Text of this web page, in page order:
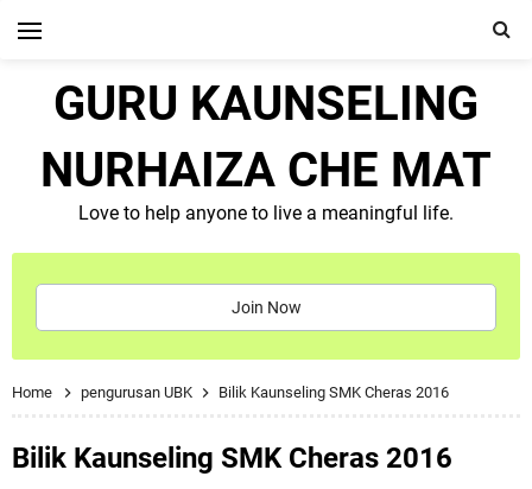
GURU KAUNSELING
NURHAIZA CHE MAT
Love to help anyone to live a meaningful life.
Join Now
Home pengurusan UBK Bilik Kaunseling SMK Cheras 2016
Bilik Kaunseling SMK Cheras 2016